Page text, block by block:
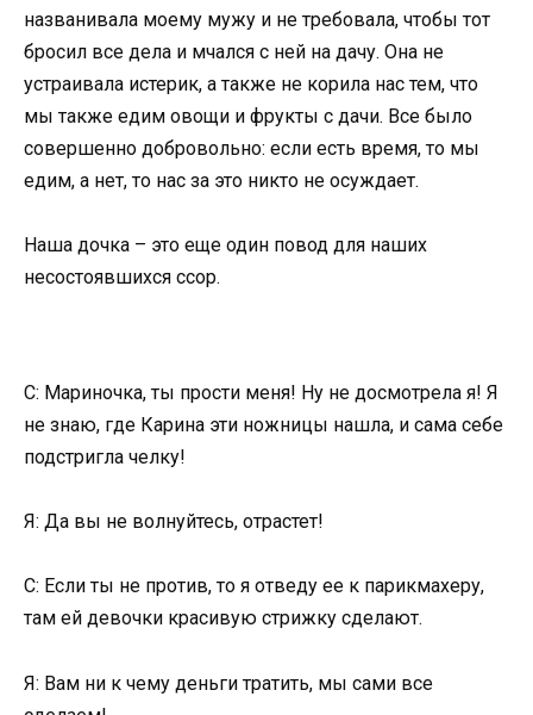
названивала моему мужу и не требовала, чтобы тот
бросил все дела и мчался с ней на дачу. Она не
устраивала истерик, а также не корила нас тем, что
мы также едим овощи и фрукты с дачи. Все было
совершенно добровольно: если есть время, то мы
едим, а нет, то нас за это никто не осуждает.
Наша дочка – это еще один повод для наших
несостоявшихся ссор.
С: Мариночка, ты прости меня! Ну не досмотрела я! Я
не знаю, где Карина эти ножницы нашла, и сама себе
подстригла челку!
Я: Да вы не волнуйтесь, отрастет!
С: Если ты не против, то я отведу ее к парикмахеру,
там ей девочки красивую стрижку сделают.
Я: Вам ни к чему деньги тратить, мы сами все